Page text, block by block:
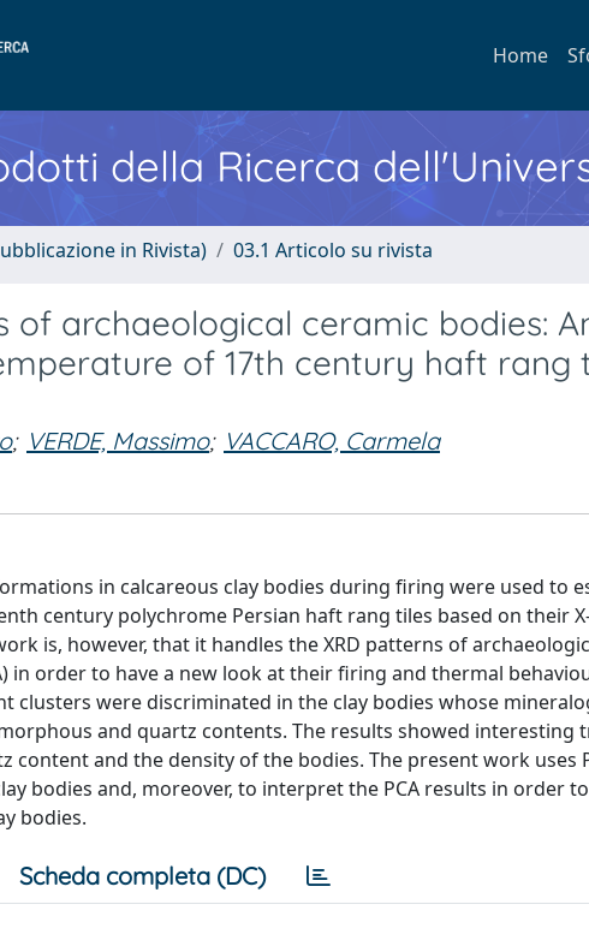
Home
della Ricerca
in Rivista) 03.1 Articolo su rivista
of archaeological ceramic bodies:
of 17th century haft rang
; VERDE, Massimo; VACCARO, Carmela
in calcareous clay bodies during firing were used to
century polychrome Persian haft rang tiles based on their
is, however, that it handles the XRD patterns of
in order to have a new look at their firing and thermal
clusters were discriminated in the clay bodies whose
and quartz contents. The results showed interesting
content and the density of the bodies. The present work uses
bodies and, moreover, to interpret the PCA results in order
bodies.
Scheda completa (DC)